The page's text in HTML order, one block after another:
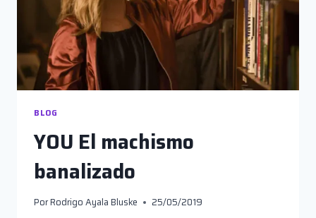
BLOG
YOU El machismo
banalizado
PorRodrigo Ayala Bluske 25/05/2019